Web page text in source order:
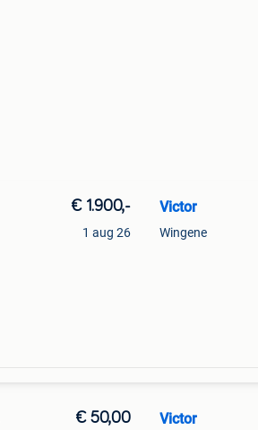
€ 1.900,-
1 aug 26
Victor
Wingene
€ 50,00 Victor